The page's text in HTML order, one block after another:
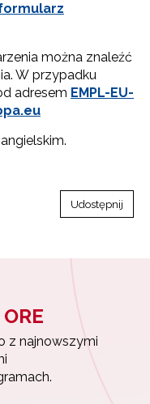
można znaleźć
W przypadku
adresem EMPL-EU-
Udostępnij
z najnowszymi